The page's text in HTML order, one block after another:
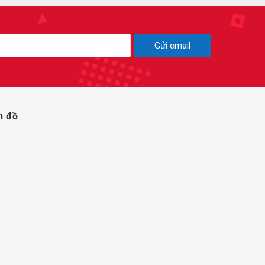
Gửi email
đồ